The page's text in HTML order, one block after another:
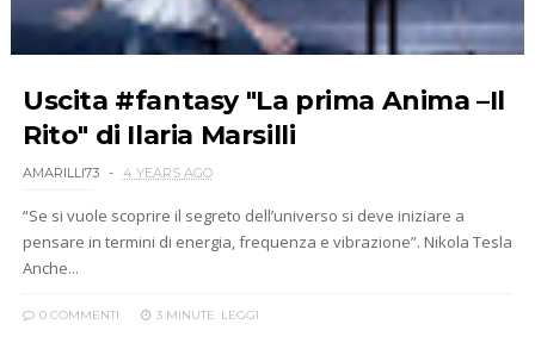
Uscita #fantasy "La prima Anima –Il
Rito" di Ilaria Marsilli
AMARILLI73 4 YEARS AGO
“Se si vuole scoprire il segreto dell’universo si deve iniziare a
pensare in termini di energia, frequenza e vibrazione”. Nikola Tesla
Anche...
0 COMMENTI 3 MINUTE LEGGI